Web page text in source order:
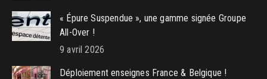
« Épure Suspendue », une gamme signée Groupe
All-Over !
9 avril 2026
Déploiement enseignes France & Belgique !